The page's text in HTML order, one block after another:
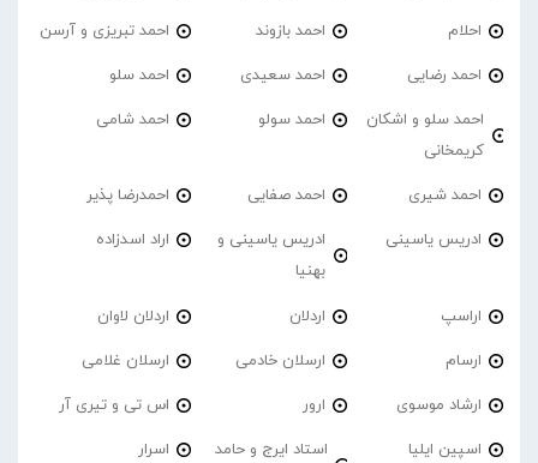
احلام احمد بازوند احمد تبریزی و آرسن
احمد‌ رضایی احمد سعیدی احمد سلو
احمد سلو و اشکان
کریمخانی
احمد سولو احمد شامی
احمد شیری احمد صفایی احمدرضا پذیر
ادریس یاسینی
ادریس یاسینی و
بهنیا
اراد اسدزاده
اراسپ اردلان اردلان لاوان
ارسام ارسلان خادمی ارسلان غلامی
ارشاد موسوی ارور اس تی و تیری آر
اسپین ایلیا
استاد ایرج و حامد
اسرار